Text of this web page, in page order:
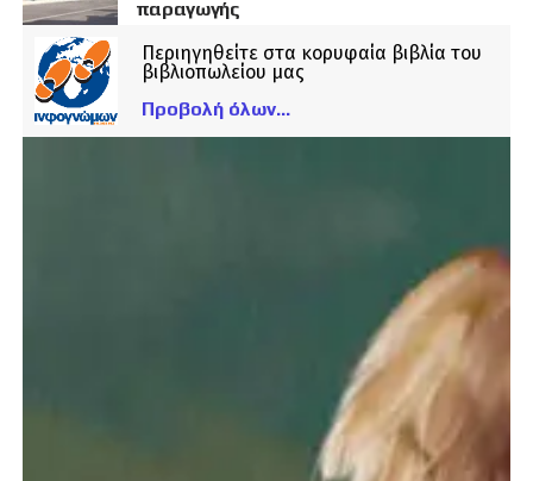
παραγωγής
Περιηγηθείτε στα κορυφαία βιβλία του
βιβλιοπωλείου μας
Προβολή όλων